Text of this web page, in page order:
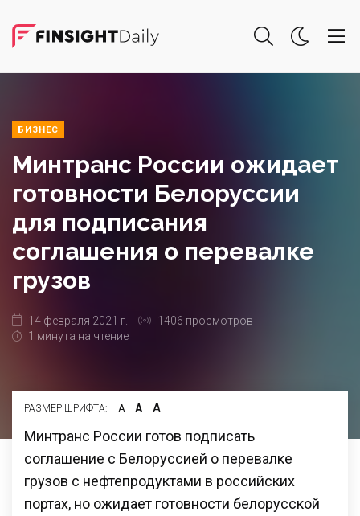
БИЗНЕС
Минтранс России ожидает
готовности Белоруссии
для подписания
соглашения о перевалке
грузов
14 февраля 2021 г.
1406 просмотров
1 минута на чтение
РАЗМЕР ШРИФТА: А А А
Минтранс России готов подписать
соглашение с Белоруссией о перевалке
грузов с нефтепродуктами в российских
портах, но ожидает готовности белорусской